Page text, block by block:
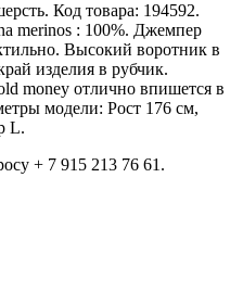
Код товара: 194592.
merinos : 100%. Джемпер
Высокий воротник в
изделия в рубчик.
money отлично впишется в
модели: Рост 176 см,
L.
+ 7 915 213 76 61.